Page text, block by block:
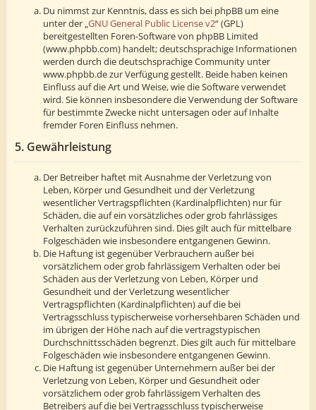
Du nimmst zur Kenntnis, dass es sich bei phpBB um eine
unter der „GNU General Public License v2“ (GPL)
bereitgestellten Foren-Software von phpBB Limited
(www.phpbb.com) handelt; deutschsprachige Informationen
werden durch die deutschsprachige Community unter
www.phpbb.de zur Verfügung gestellt. Beide haben keinen
Einfluss auf die Art und Weise, wie die Software verwendet
wird. Sie können insbesondere die Verwendung der Software
für bestimmte Zwecke nicht untersagen oder auf Inhalte
fremder Foren Einfluss nehmen.
5. Gewährleistung
Der Betreiber haftet mit Ausnahme der Verletzung von
Leben, Körper und Gesundheit und der Verletzung
wesentlicher Vertragspflichten (Kardinalpflichten) nur für
Schäden, die auf ein vorsätzliches oder grob fahrlässiges
Verhalten zurückzuführen sind. Dies gilt auch für mittelbare
Folgeschäden wie insbesondere entgangenen Gewinn.
Die Haftung ist gegenüber Verbrauchern außer bei
vorsätzlichem oder grob fahrlässigem Verhalten oder bei
Schäden aus der Verletzung von Leben, Körper und
Gesundheit und der Verletzung wesentlicher
Vertragspflichten (Kardinalpflichten) auf die bei
Vertragsschluss typischerweise vorhersehbaren Schäden und
im übrigen der Höhe nach auf die vertragstypischen
Durchschnittsschäden begrenzt. Dies gilt auch für mittelbare
Folgeschäden wie insbesondere entgangenen Gewinn.
Die Haftung ist gegenüber Unternehmern außer bei der
Verletzung von Leben, Körper und Gesundheit oder
vorsätzlichem oder grob fahrlässigem Verhalten des
Betreibers auf die bei Vertragsschluss typischerweise